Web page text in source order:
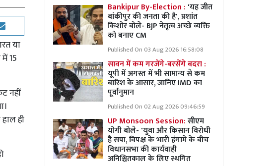
या
15
नहीं
ही
Bankipur By-Election : 'यह जीत
बांकीपुर की जनता की है', प्रशांत
किशोर बोले- BJP नेतृत्व अच्छे व्यक्ति
को बनाए CM
Published On 03 Aug 2026 16:58:08
सावन में कम गरजेंगे-बरसेंगे बदरा :
यूपी में अगस्त में भी सामान्य से कम
बारिश के आसार, जानिए IMD का
पूर्वानुमान
Published On 02 Aug 2026 09:46:59
UP Monsoon Session:सीएम
योगी बोले- 'युवा और किसान विरोधी
है सपा, विपक्ष के भारी हंगामे के बीच
विधानसभा की कार्यवाही
अनिश्चितकाल के लिए स्थगित